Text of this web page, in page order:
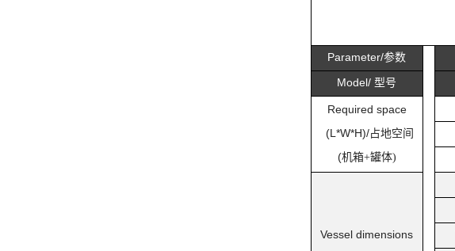
Parameter/参数
Model/ 型号
Required space
(L*W*H)/占地空间
(机箱+罐体)
Vessel dimensions